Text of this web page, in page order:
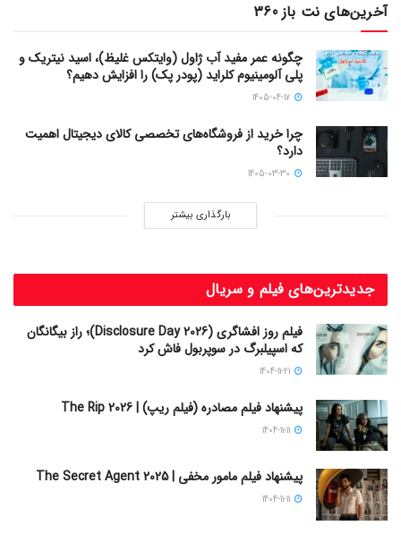
آخرین‌های نت باز 360
چگونه عمر مفید آب ژاول (وایتکس غلیظ)، اسید نیتریک و
پلی آلومینیوم کلراید (پودر پک) را افزایش دهیم؟
چرا خرید از فروشگاه‌های تخصصی کالای دیجیتال اهمیت
دارد؟
بارگذاری بیشتر
جدیدترین‌های فیلم و سریال
فیلم روز افشاگری (Disclosure Day 2026)؛ راز بیگانگان
که اسپیلبرگ در سوپربول فاش کرد
پیشنهاد فیلم مصادره (فیلم ریپ) | The Rip 2026
پیشنهاد فیلم مامور مخفی | The Secret Agent 2025